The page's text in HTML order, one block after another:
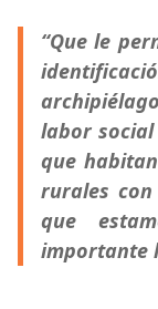
“Que le
labor
que
rurales
que
importante